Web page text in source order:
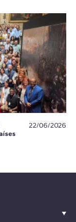
22/06/2026